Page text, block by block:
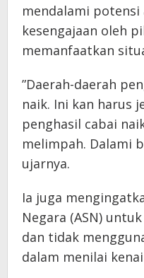
mendalami
kesengajaan oleh
memanfaatkan
​”Daerah-daerah
naik. Ini kan harus
penghasil cabai
melimpah. Dalami
ujarnya.
​Ia juga
Negara (ASN)
dan tidak
dalam menilai